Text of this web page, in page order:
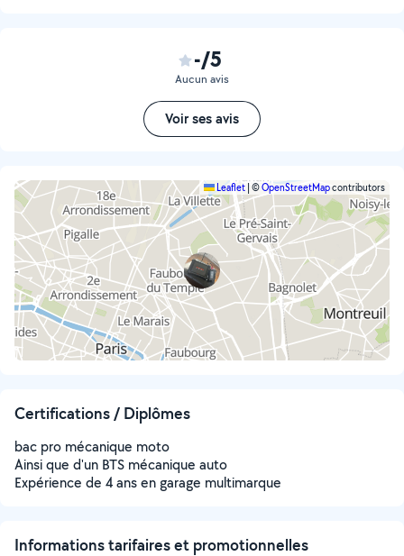
-/5
Aucun avis
Voir ses avis
Leaflet ©OpenStreetMapcontributors
Certifications / Diplômes
bac pro mécanique moto
Ainsi que d'un BTS mécanique auto
Expérience de 4 ans en garage multimarque
Informations tarifaires et promotionnelles